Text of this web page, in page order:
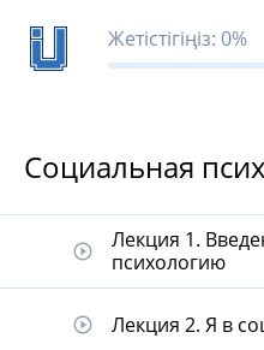
Жетістігіңіз: 0%
Социальная
play_circle_outline
Лекция 1.
психологию
play_circle_outline Лекция 2. Я в